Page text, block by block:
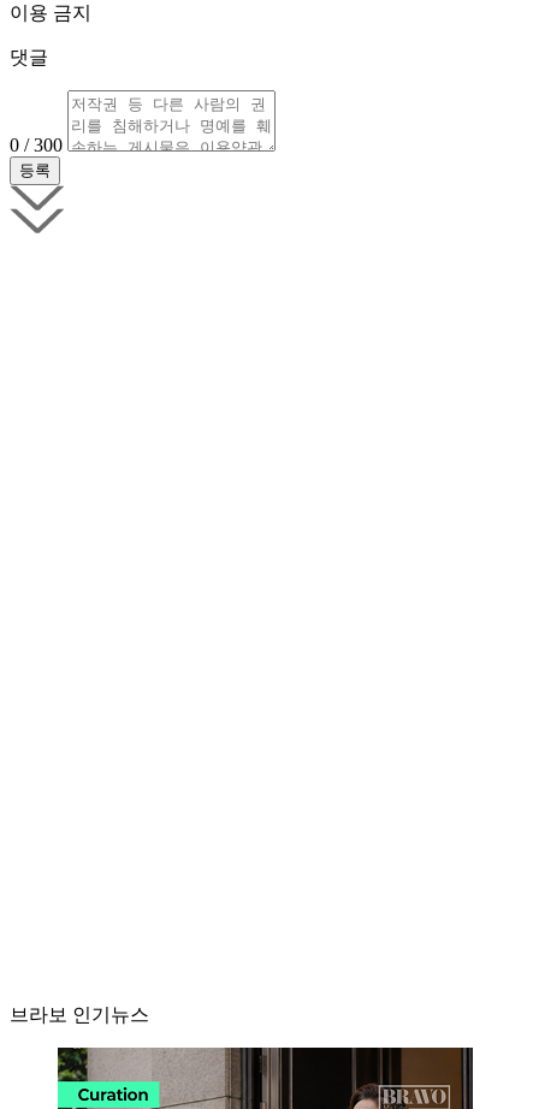
이용 금지
댓글
0 / 300
브라보 인기뉴스